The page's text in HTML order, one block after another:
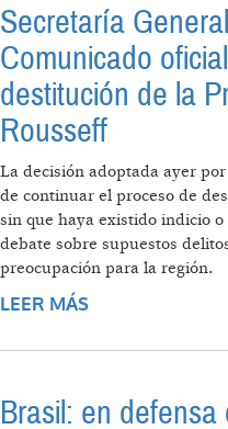
Secretaría
Comunicado
destitución de la
Rousseff
La decisión adoptada ayer
de continuar el proceso de
sin que haya existido indicio
debate sobre supuestos
preocupación para la región.
LEER MÁS
DE
Brasil: en